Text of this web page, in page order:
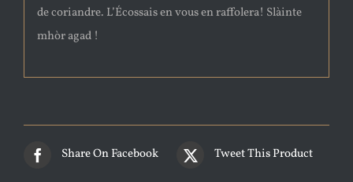
de coriandre. L’Écossais en vous en raffolera! Slàinte
mhòr agad !
Share On Facebook Tweet This Product